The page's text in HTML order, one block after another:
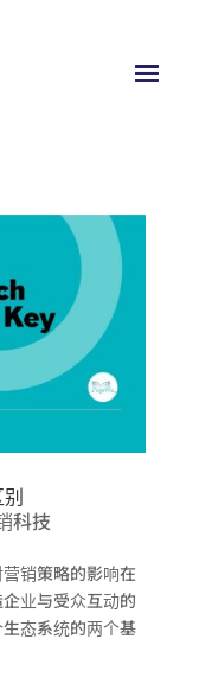
科技
销策略的影响在
业与受众互动的
态系统的两个基